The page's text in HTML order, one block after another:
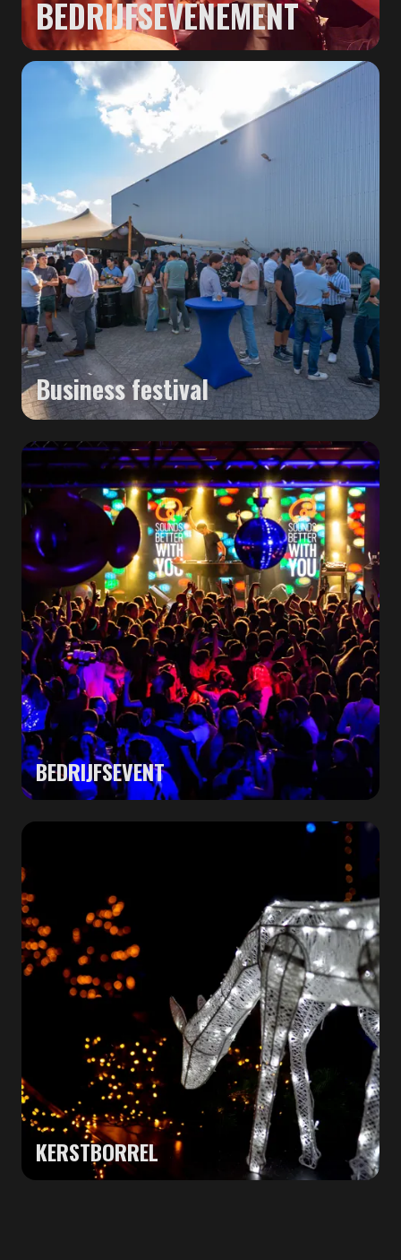
BEDRIJFSEVENEMENT
Business festival
BEDRIJFSEVENT
KERSTBORREL